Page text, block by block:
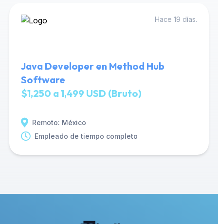
Hace 19 días.
Java Developer en Method Hub
Software
$1,250 a 1,499 USD (Bruto)
Remoto: México
Empleado de tiempo completo